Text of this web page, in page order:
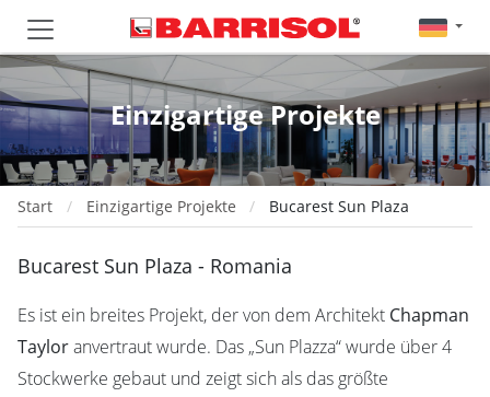
Einzigartige Projekte
Start Einzigartige Projekte Bucarest Sun Plaza
Bucarest Sun Plaza - Romania
Es ist ein breites Projekt, der von dem Architekt Chapman
Tayloranvertraut wurde. Das „Sun Plazza“ wurde über 4
Stockwerke gebaut und zeigt sich als das größte